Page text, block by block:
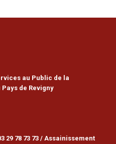
au Public de la
de Revigny
29 78 73 73 / Assainissement